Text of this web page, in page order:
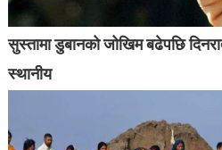
सुस्तामा डुबानको जोखिम बढेपछि
स्थानीय